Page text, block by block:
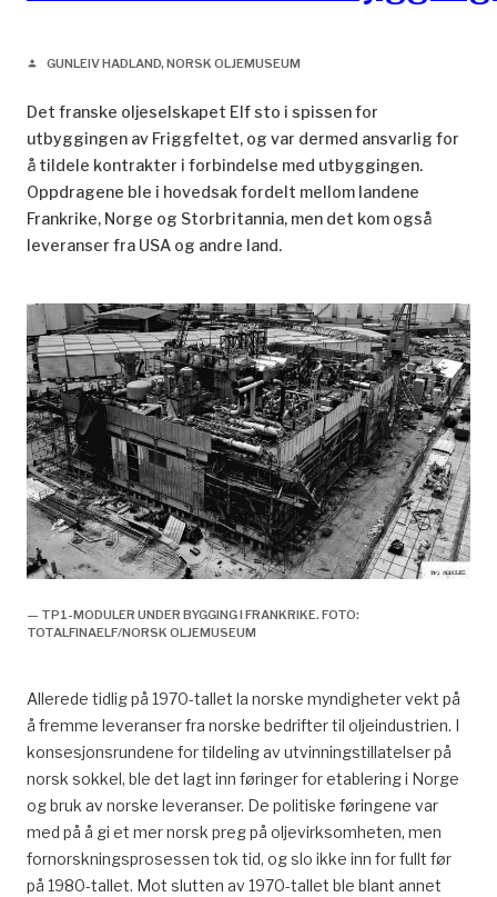
person GUNLEIV HADLAND, NORSK OLJEMUSEUM
Det franske oljeselskapet Elf sto i spissen for
utbyggingen av Friggfeltet, og var dermed ansvarlig for
å tildele kontrakter i forbindelse med utbyggingen.
Oppdragene ble i hovedsak fordelt mellom landene
Frankrike, Norge og Storbritannia, men det kom også
leveranser fra USA og andre land.
— TP1-MODULER UNDER BYGGING I FRANKRIKE. FOTO:
TOTALFINAELF/NORSK OLJEMUSEUM
Allerede tidlig på 1970-tallet la norske myndigheter vekt på
å fremme leveranser fra norske bedrifter til oljeindustrien. I
konsesjonsrundene for tildeling av utvinningstillatelser på
norsk sokkel, ble det lagt inn føringer for etablering i Norge
og bruk av norske leveranser. De politiske føringene var
med på å gi et mer norsk preg på oljevirksomheten, men
fornorskningsprosessen tok tid, og slo ikke inn for fullt før
på 1980-tallet. Mot slutten av 1970-tallet ble blant annet